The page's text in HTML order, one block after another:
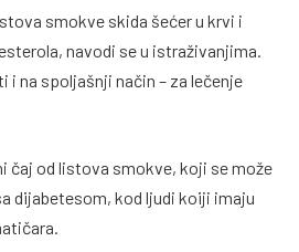
smokve skida šećer u krvi i
navodi se u istraživanjima.
na spoljašnji način – za lečenje
čaj od listova smokve, koji se može
dijabetesom, kod ljudi koiji imaju